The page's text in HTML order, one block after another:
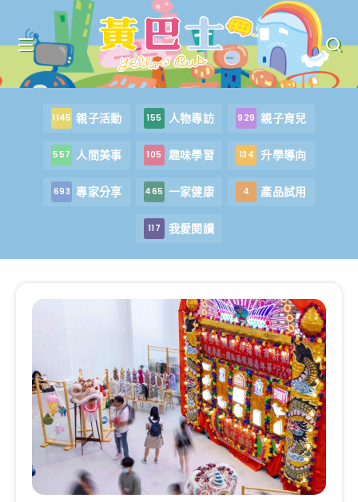
1145 親子活動 155 人物專訪 929 親子育兒
557 人間美事 105 趣味學習 134 升學導向
693 專家分享 465 一家健康 4 產品試用
117 我愛閱讀